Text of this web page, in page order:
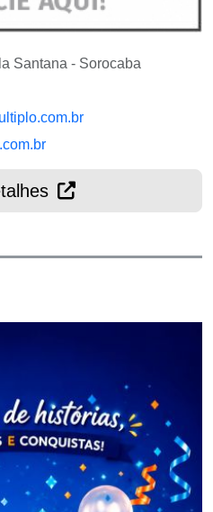
Santana - Sorocaba